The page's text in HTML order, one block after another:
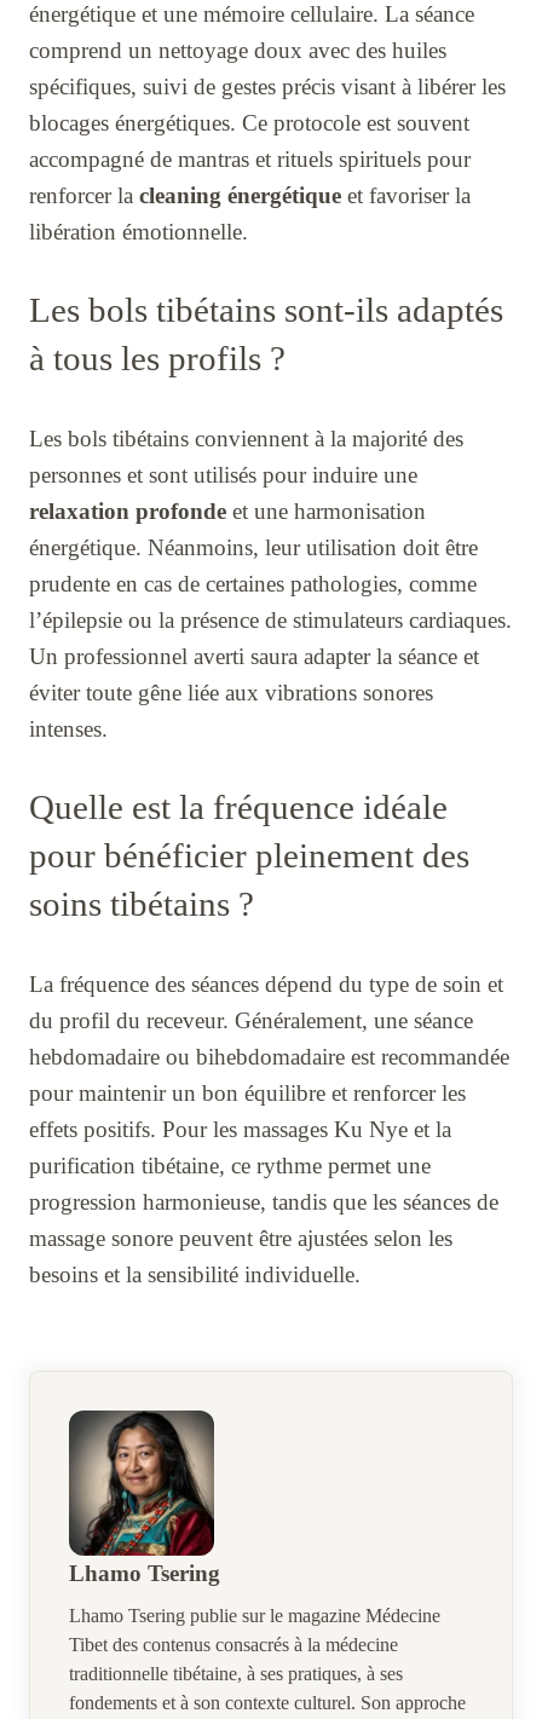
énergétique et une mémoire cellulaire. La séance
comprend un nettoyage doux avec des huiles
spécifiques, suivi de gestes précis visant à libérer les
blocages énergétiques. Ce protocole est souvent
accompagné de mantras et rituels spirituels pour
renforcer la cleaning énergétique et favoriser la
libération émotionnelle.
Les bols tibétains sont-ils adaptés
à tous les profils ?
Les bols tibétains conviennent à la majorité des
personnes et sont utilisés pour induire une
relaxation profonde et une harmonisation
énergétique. Néanmoins, leur utilisation doit être
prudente en cas de certaines pathologies, comme
l’épilepsie ou la présence de stimulateurs cardiaques.
Un professionnel averti saura adapter la séance et
éviter toute gêne liée aux vibrations sonores
intenses.
Quelle est la fréquence idéale
pour bénéficier pleinement des
soins tibétains ?
La fréquence des séances dépend du type de soin et
du profil du receveur. Généralement, une séance
hebdomadaire ou bihebdomadaire est recommandée
pour maintenir un bon équilibre et renforcer les
effets positifs. Pour les massages Ku Nye et la
purification tibétaine, ce rythme permet une
progression harmonieuse, tandis que les séances de
massage sonore peuvent être ajustées selon les
besoins et la sensibilité individuelle.
Lhamo Tsering
Lhamo Tsering publie sur le magazine Médecine
Tibet des contenus consacrés à la médecine
traditionnelle tibétaine, à ses pratiques, à ses
fondements et à son contexte culturel. Son approche